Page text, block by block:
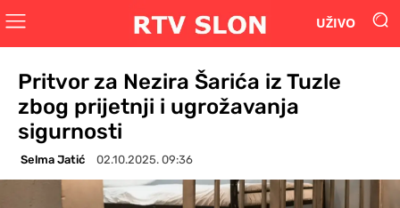
UŽIVO
Pritvor za Nezira Šarića iz Tuzle
zbog prijetnji i ugrožavanja
sigurnosti
Selma Jatić 02.10.2025. 09:36